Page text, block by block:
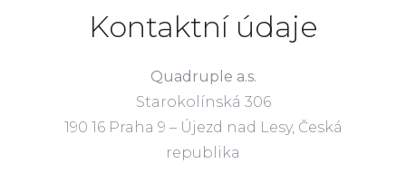
Kontaktní údaje
Quadruple a.s.
Starokolínská 306
190 16 Praha 9 – Újezd nad Lesy, Česká
republika